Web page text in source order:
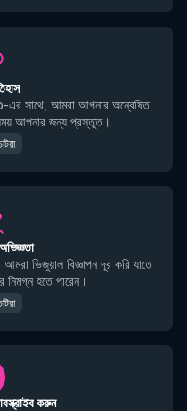
এর সাথে, আমরা আপনার অন্বেষিত
আপনার জন্য প্রস্তুত।
ভিজুয়াল বিজ্ঞাপন দূর করি যাতে
নিমগ্ন হতে পারেন।
করুন